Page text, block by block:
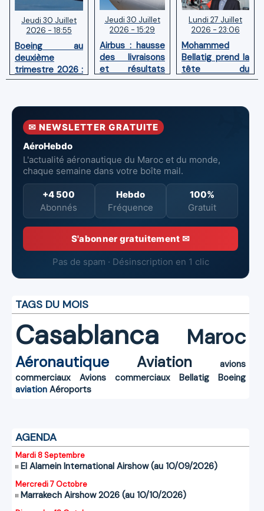
Jeudi 30 Juillet
2026 - 18:55
Boeing au
deuxième
trimestre 2026 :
Chiffre d'affaires
pertes nettes
réduites
Jeudi 30 Juillet
2026 - 15:29
Airbus : hausse
des livraisons
et résultats
financiers
premier
Lundi 27 Juillet
2026 - 23:06
Mohammed
Bellatig prend la
tête du
Groupement
Marocaines
✉ NEWSLETTER GRATUITE
AéroHebdo
L'actualité aéronautique du Maroc et du monde,
chaque semaine dans votre boîte mail.
+4 500
Abonnés
Hebdo
Fréquence
100%
Gratuit
S'abonner gratuitement ✉
Pas de spam · Désinscription en 1 clic
TAGS DU MOIS
Casablanca Maroc
Aéronautique Aviation
avions
commerciaux
Avions commerciaux Bellatig
Boeing
aviation Aéroports
AGENDA
Mardi 8 Septembre
El Alamein International Airshow (au 10/09/2026)
Mercredi 7 Octobre
Marrakech Airshow 2026 (au 10/10/2026)